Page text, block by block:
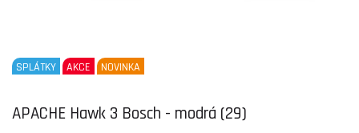
SPLÁTKY AKCE NOVINKA
APACHE Hawk 3 Bosch - modrá (29)